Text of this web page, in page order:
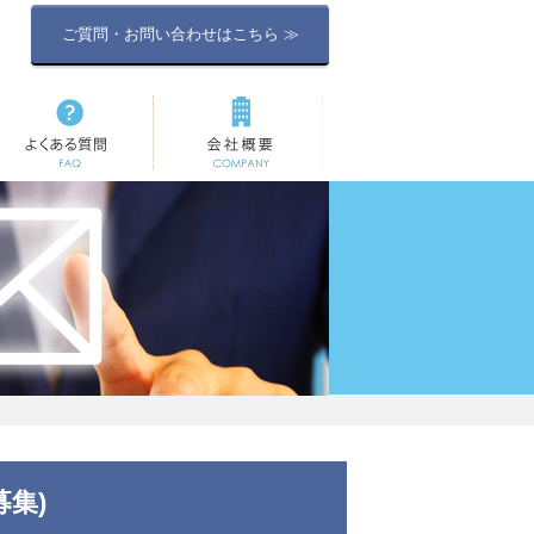
ご質問・お問い合わせはこちら ≫
よくある質問 会社概要
集)